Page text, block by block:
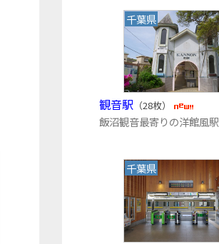
千葉県
観音駅（28枚）
飯沼観音最寄りの洋館風駅
千葉県